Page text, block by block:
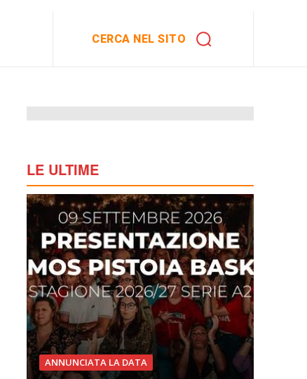
CERCA NEL SITO
LE ULTIME
ANNUNCIATA LA DATA